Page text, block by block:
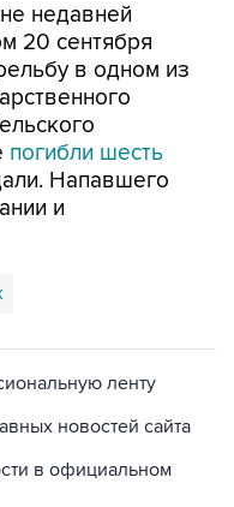
недавней
20 сентября
в одном из
погибли шесть
Напавшего
и
ленту
новостей сайта
в официальном